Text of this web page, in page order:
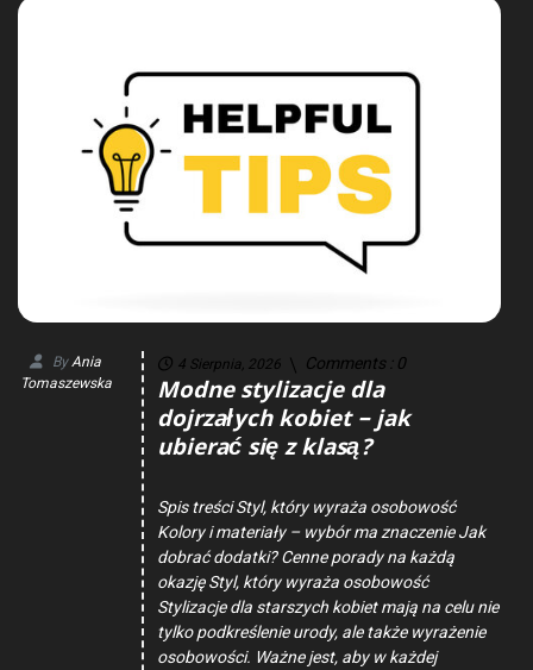
By Ania
Tomaszewska
4 Sierpnia, 2026 Comments : 0
Modne stylizacje dla
dojrzałych kobiet – jak
ubierać się z klasą?
Spis treści Styl, który wyraża osobowość
Kolory i materiały – wybór ma znaczenie Jak
dobrać dodatki? Cenne porady na każdą
okazję Styl, który wyraża osobowość
Stylizacje dla starszych kobiet mają na celu nie
tylko podkreślenie urody, ale także wyrażenie
osobowości. Ważne jest, aby w każdej